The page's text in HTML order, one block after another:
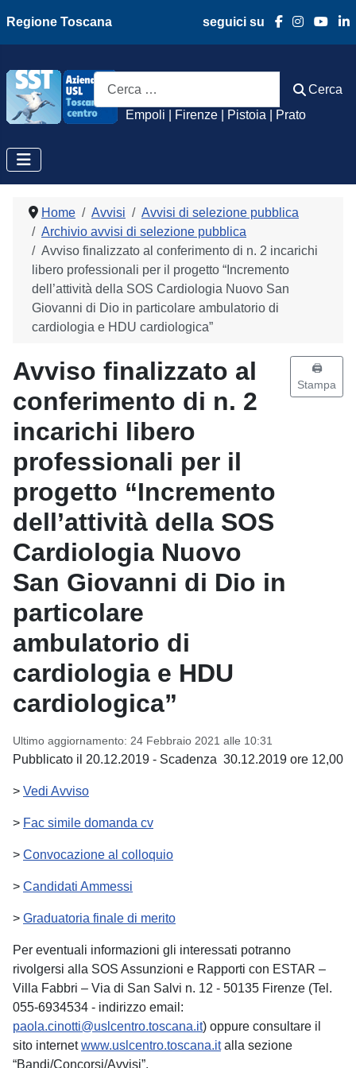
Regione Toscana seguici su
Azienda Usl
Empoli | Firenze | Pistoia | Prato
Cerca
Cerca
Home Avvisi
Avvisi di selezione pubblica
Archivio avvisi di selezione pubblica
Avviso finalizzato al conferimento di n. 2 incarichi
libero professionali per il progetto “Incremento
dell’attività della SOS Cardiologia Nuovo San
Giovanni di Dio in particolare ambulatorio di
cardiologia e HDU cardiologica”
Avviso finalizzato al
conferimento di n. 2
incarichi libero
professionali per il
progetto “Incremento
dell’attività della SOS
Cardiologia Nuovo
San Giovanni di Dio in
particolare
ambulatorio di
cardiologia e HDU
cardiologica”
Ultimo aggiornamento: 24 Febbraio 2021 alle 10:31
🖨️
Stampa
Pubblicato il 20.12.2019 - Scadenza 30.12.2019 ore 12,00
> Vedi Avviso
> Fac simile domanda cv
> Convocazione al colloquio
> Candidati Ammessi
> Graduatoria finale di merito
Per eventuali informazioni gli interessati potranno
rivolgersi alla SOS Assunzioni e Rapporti con ESTAR –
Villa Fabbri – Via di San Salvi n. 12 - 50135 Firenze (Tel.
055-6934534 - indirizzo email:
paola.cinotti@uslcentro.toscana.it) oppure consultare il
sito internetwww.uslcentro.toscana.italla sezione
“Bandi/Concorsi/Avvisi”.